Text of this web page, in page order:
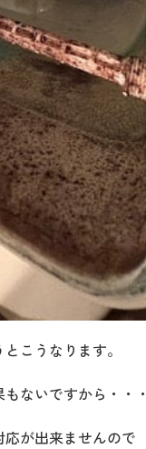
こうなります。
ないですから・・・
が出来ませんので